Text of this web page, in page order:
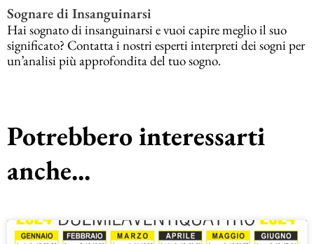
Sognare di Insanguinarsi
Hai sognato di insanguinarsi e vuoi capire meglio il suo
significato? Contatta i nostri esperti interpreti dei sogni per
un’analisi più approfondita del tuo sogno.
Potrebbero interessarti
anche...